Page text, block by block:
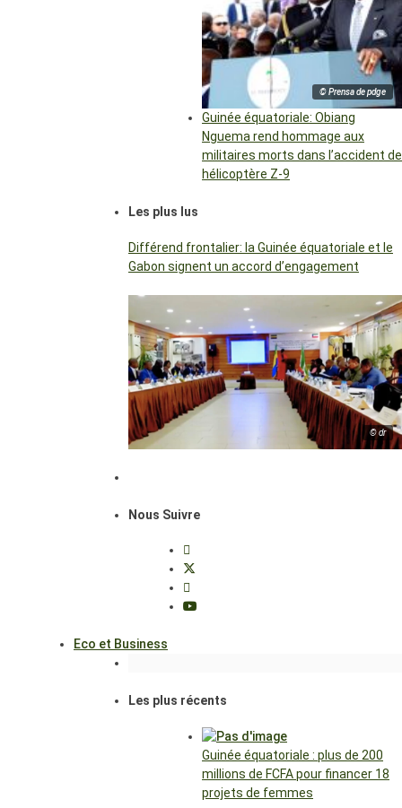
© Prensa de pdge
Guinée équatoriale: Obiang
Nguema rend hommage aux
militaires morts dans l’accident de
hélicoptère Z-9
Les plus lus
Différend frontalier: la Guinée équatoriale et le
Gabon signent un accord d’engagement
© dr
Nous Suivre
Eco et Business
Les plus récents
Guinée équatoriale : plus de 200
millions de FCFA pour financer 18
projets de femmes